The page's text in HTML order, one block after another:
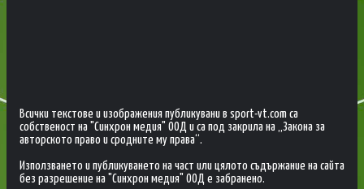
Всички текстове и изображения публикувани в sport-vt.com са
собственост на "Синхрон медия" ООД и са под закрила на „Закона за
авторското право и сродните му права“.
Използването и публикуването на част или цялото съдържание на сайта
без разрешение на "Синхрон медия" ООД е забранено.